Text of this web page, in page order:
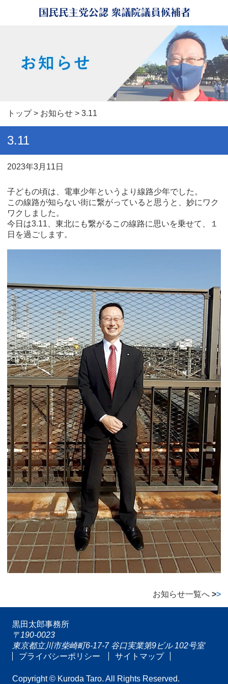
トップ> お知らせ > 3.11
3.11
2023年3月11日
子どもの頃は、電車少年というより線路少年でした。
この線路が知らない街に繋がっていると思うと、妙にワク
ワクしました。
今日は3.11、東北にも繋がるこの線路に思いを乗せて、１
日を過ごします。
お知らせ一覧へ >>
黒田太郎事務所
〒190-0023
東京都立川市柴崎町6-17-7 谷口実業第9ビル 102号室
プライバシーポリシー
サイトマップ
Copyright © Kuroda Taro. All Rights Reserved.